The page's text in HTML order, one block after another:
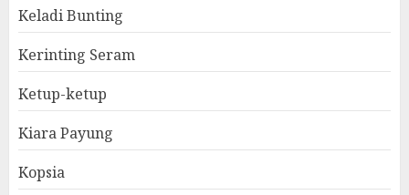
Keladi Bunting
Kerinting Seram
Ketup-ketup
Kiara Payung
Kopsia